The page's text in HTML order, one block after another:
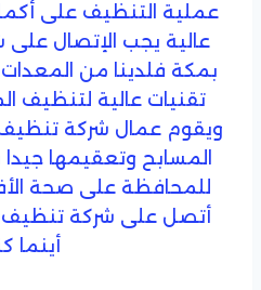
عملية التنظيف على
عالية يجب الإتصال
بمكة فلدينا من المعدات
تقنيات عالية
ويقوم عمال شركة
المسابح وتعقيمها
للمحافظة على صحة
أتصل على شركة
أينما